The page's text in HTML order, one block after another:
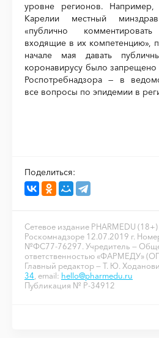
уровне регионов.
Карелии местный
«публично
входящие в их компетенцию»,
начале мая давать
коронавирусу было запрещено
Роспотребнадзора — в
все вопросы по эпидемии в
Поделиться:
Сетевое издание PHARMEDU
Роскомнадзоре 12.07.2019 г.
№ФС77-76297. Учредитель —
ответственностью «ФАРМЕДУ»
Главный редактор — Т. Ю.
34 , email: hello@pharmedu.ru
Публикация № P-34912